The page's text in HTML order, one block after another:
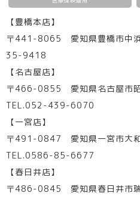
【豊橋本店】
〒441-8065 愛知県豊橋市中
35-9418
【名古屋店】
〒466-0855 愛知県名古屋市
TEL.052-439-6070
【一宮店】
〒491-0847 愛知県一宮市大
TEL.0586-85-6677
【春日井店】
〒486-0845 愛知県春日井市